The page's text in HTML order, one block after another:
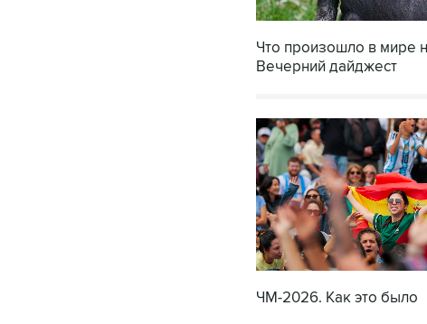
Что произошло в мире
Вечерний дайджест
ЧМ-2026. Как это было